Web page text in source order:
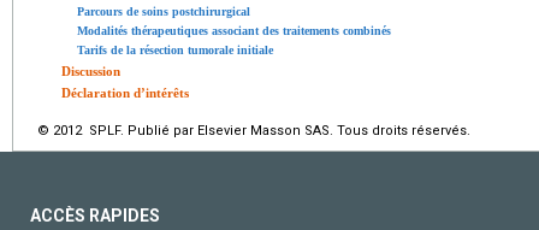
Parcours de soins postchirurgical
Modalités thérapeutiques associant des traitements combinés
Tarifs de la résection tumorale initiale
Discussion
Déclaration d’intérêts
© 2012 SPLF. Publié par Elsevier Masson SAS. Tous droits réservés.
ACCÈS RAPIDES